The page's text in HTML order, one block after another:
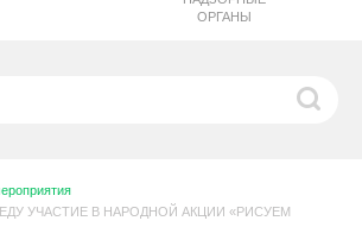
ОРГАНЫ
УЧАСТИЕ В НАРОДНОЙ АКЦИИ «РИСУЕМ